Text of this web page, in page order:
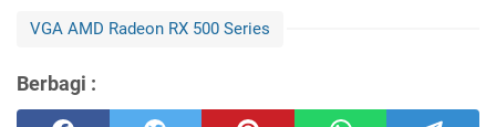
VGA AMD Radeon RX 500 Series
Berbagi :